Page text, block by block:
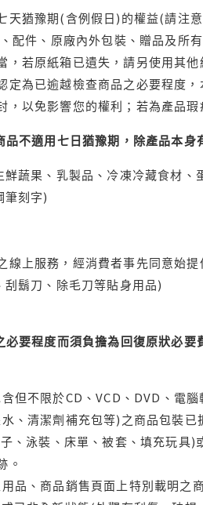
天猶豫期(含例假日)的權益(請注
件、原廠內外包裝、贈品及所
若原紙箱已遺失，請另使用其
定為已逾越檢查商品之必要程度
以免影響您的權利；若為產品瑕
不適用七日猶豫期，除產品本身
蔬果、乳製品、冷凍冷藏食材、
筆刻字)
上服務，經消費者事先同意始
鬍刀、除毛刀等貼身用品)
要程度而須負擔為回復原狀必
但不限於CD、VCD、DVD、電
、清潔劑補充包等)之商品包裝已
、泳裝、床單、被套、填充玩具
。
品、商品銷售頁面上特別載明之